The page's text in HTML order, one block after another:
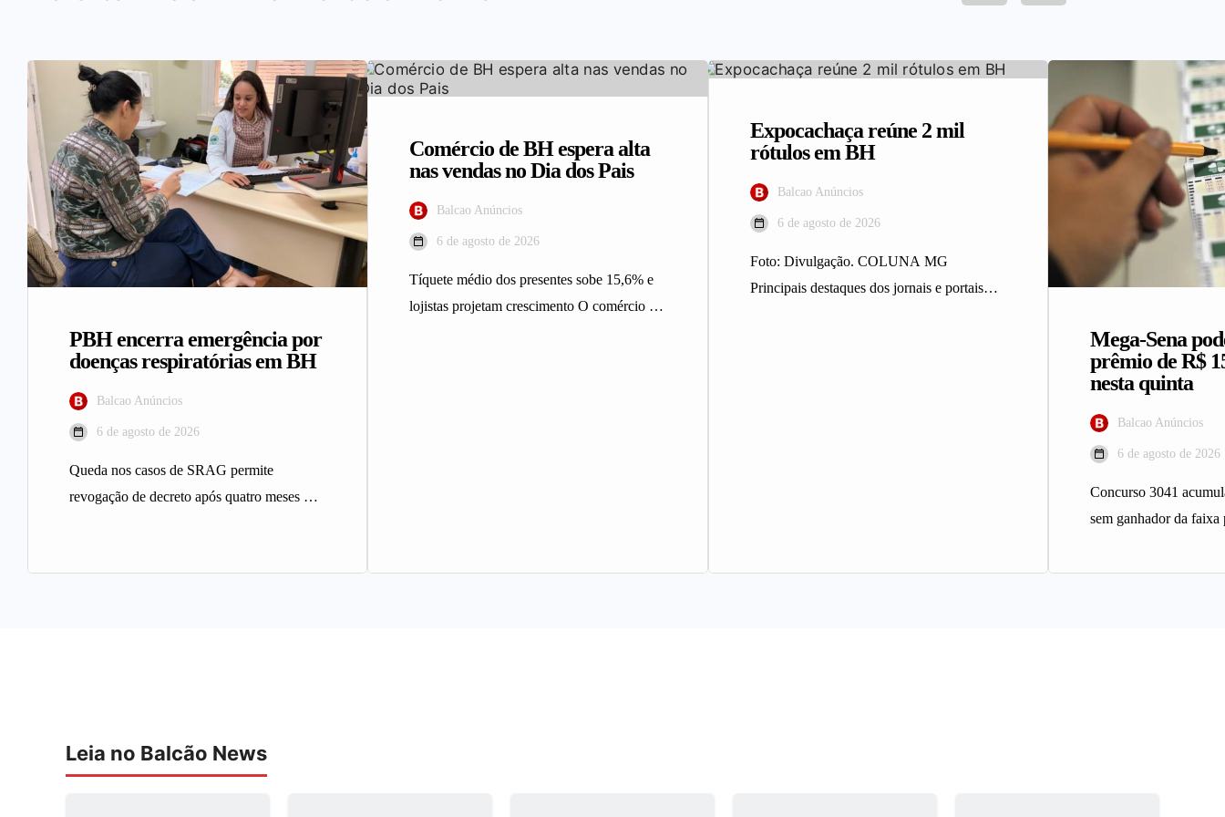
PBH encerra emergência por
doenças respiratórias em BH
Balcao Anúncios
6 de agosto de 2026
Queda nos casos de SRAG permite
revogação de decreto após quatro meses A
Comércio de BH espera alta
nas vendas no Dia dos Pais
Balcao Anúncios
6 de agosto de 2026
Tíquete médio dos presentes sobe 15,6% e
lojistas projetam crescimento O comércio de
Expocachaça reúne 2 mil
rótulos em BH
Balcao Anúncios
6 de agosto de 2026
Foto: Divulgação. COLUNA MG
Principais destaques dos jornais e portais
Mega-Sena
prêmio de R$
nesta quinta
Balcao Anúncios
6 de agosto de 2026
Concurso 3041
sem ganhador da
Leia no Balcão News